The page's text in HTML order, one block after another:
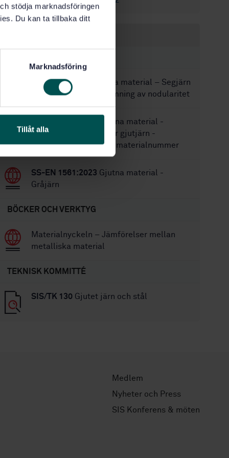
stödja marknadsföringen
Du kan ta tillbaka ditt
Marknadsföring
Tillåt alla
SS 111185:2018
Gjutna material – Segjärn
– Provkropp för bedömning av nodularitet
Gjutna material -
Beteckningssystem för gjutjärn -
Materialsymboler och materialnummer
SS-EN 1561:2023 Gjutna material -
Gråjärn
BÖCKER OCH VERKTYG
Materialnyckeln – Jämförelser mellan
metalliska material
TEKNISK KOMMITTÉ
SIS/TK 130 Gjutet järn och stål
Medlem
Nyheter och Press
SIS Konferens & möten